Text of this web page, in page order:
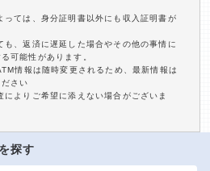
っては、身分証明書以外にも収入証明書が
、返済に遅延した場合やその他の事情に
可能性があります。
情報は随時変更されるため、最新情報は
さい
よりご希望に添えない場合がございま
探す